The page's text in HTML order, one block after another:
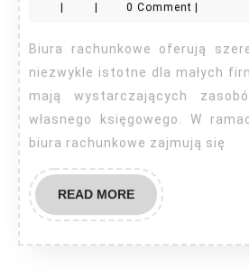
biuro
| | 0 Comment |
Biura rachunkowe oferują szereg usług, które są
niezwykle istotne dla małych
mają wystarczających
własnego księgowego. W
biura rachunkowe zajmują się
READ MOREREAD
MORE